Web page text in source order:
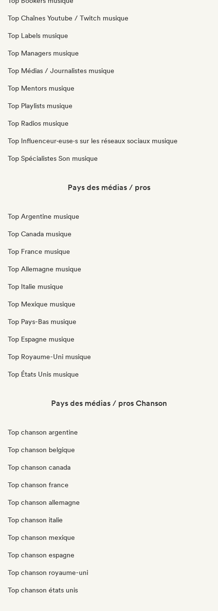
Top Chaînes Youtube / Twitch musique
Top Labels musique
Top Managers musique
Top Médias / Journalistes musique
Top Mentors musique
Top Playlists musique
Top Radios musique
Top Influenceur·euse·s sur les réseaux sociaux musique
Top Spécialistes Son musique
Pays des médias / pros
Top Argentine musique
Top Canada musique
Top France musique
Top Allemagne musique
Top Italie musique
Top Mexique musique
Top Pays-Bas musique
Top Espagne musique
Top Royaume-Uni musique
Top États Unis musique
Pays des médias / pros Chanson
Top chanson argentine
Top chanson belgique
Top chanson canada
Top chanson france
Top chanson allemagne
Top chanson italie
Top chanson mexique
Top chanson espagne
Top chanson royaume-uni
Top chanson états unis